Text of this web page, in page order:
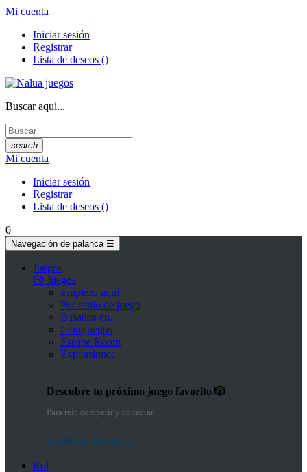
Mi cuenta
Iniciar sesión
Registrar
Lista de deseos ()
Buscar aqui...
search
Mi cuenta
Iniciar sesión
Registrar
Lista de deseos ()
0
Navegación de palanca ☰
Juegos
🎲 Juegos
Empieza aquí
Por estilo de juego
Basados en...
Librojuegos
Escape Room
Expansiones
Descubre tu próximo juego favorito 🎲
Para reír, competir y conectar.
Explorar juegos →
Rol